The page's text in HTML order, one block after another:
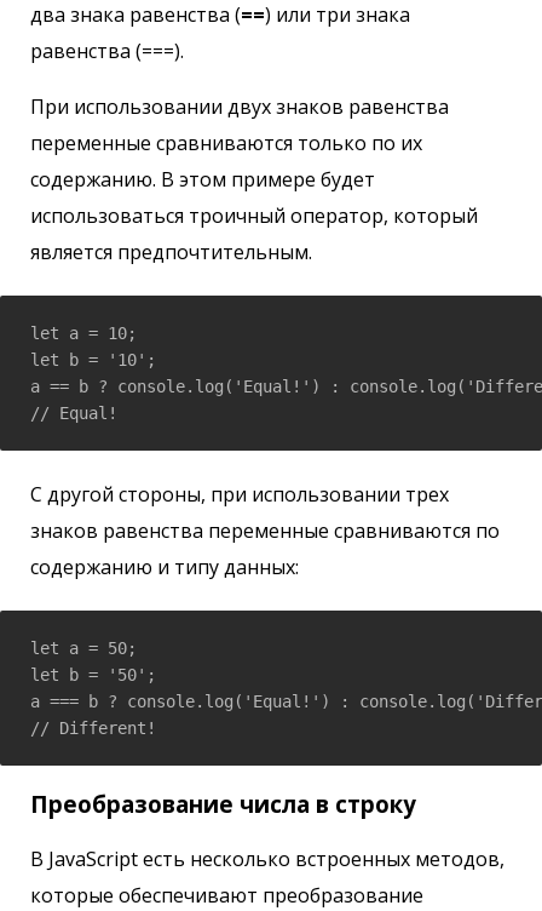
два знака равенства (==) или три знака
равенства (===).
При использовании двух знаков равенства
переменные сравниваются только по их
содержанию. В этом примере будет
использоваться троичный оператор, который
является предпочтительным.
let a = 10;
let b = '10';
a == b ? console.log('Equal!') :
// Equal!
С другой стороны, при использовании трех
знаков равенства переменные сравниваются по
содержанию и типу данных:
let a = 50;
let b = '50';
a === b ? console.log('Equal!') :
// Different!
Преобразование числа в строку
В JavaScript есть несколько встроенных методов,
которые обеспечивают преобразование